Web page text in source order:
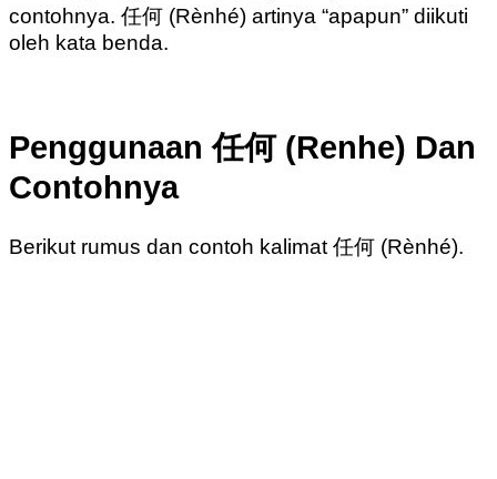
contohnya. 任何 (Rènhé) artinya “apapun” diikuti
oleh kata benda.
Penggunaan 任何 (Renhe) Dan
Contohnya
Berikut rumus dan contoh kalimat 任何 (Rènhé).